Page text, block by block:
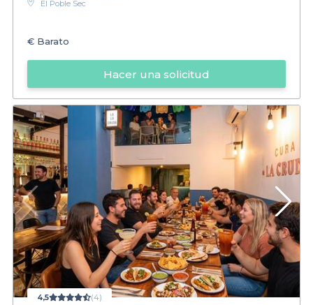
El Poble Sec
€ Barato
Hacer una solicitud
4,5 (4)